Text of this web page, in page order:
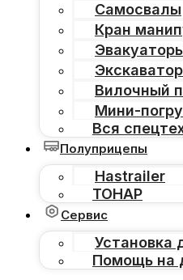
Самосвалы
Кран
Вилочный
Мини-
Вся
Полуприцепы
Hastrailer
ТОНАР
Сервис
Установка
Помощь на